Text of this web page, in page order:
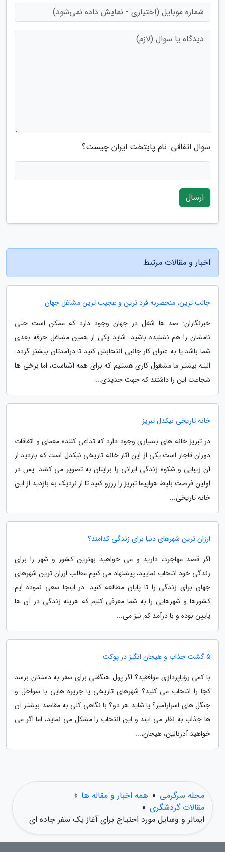
سوال اتفاقی: نام پایتخت ایران چیست؟
ارسال
اخبار و مقالات مرتبط
جالب ترین، منحصربه فرد ترین و عجیب ترین مشاغل جهان
خبرنگاران: صد ها شغل در جهان وجود دارد که ممکن است حتی
نامشان را هم نشنیده باشید. شاید یکی از همین مشاغل حرفه بعدی
شما باشد یا به عنوان کار جانبی انتخابش کنید تا درآمدتان بیشتر گردد.
البته بیشتر ما مشغول کاری هستیم که برای همه آشناست، اما برخی ها
شجاعت این را داشتند که جهت جدیدی...
خانه تاریخی نیکدل تبریز
در تبریز خانه های بسیاری وجود دارد که تداعی کننده معمای و اتفاقات
دوران قاجار است.یکی از این آثار خانه تاریخی نیکدل است که بازدید از
آن زیبایی و شکوه زندگی ایرانی را برایتان به تصویر می کشد. پس در
اولین فرصت بلیط هواپیما تبریز را رزرو کنید تا از نزدیک به بازدید از این
خانه تاریخی...
ارزان ترین شهرهای دنیا برای زندگی کدامند؟
اگر قصد مهاجرت دارید و می خواهید بهترین کشور و شهر را برای
زندگی خود انتخاب نمایید، پیشنهاد می کنیم مطلب ارزان ترین شهرهای
جهان برای زندگی را تا پایان مطالعه کنید. در اینجا سعی نموده ایم
کشورها و شهرهایی را به شما معرفی کنیم که هزینه زندگی در آن ها
پایین بوده و با درآمد کم نیز می...
5 گشت جذاب و هیجان انگیز در پوکت
با کمی رؤیاپردازی موافقید؟ اگر پول هنگفتی برای سفر به دستتان برسد
کجا را انتخاب می کنید؟ شهرهای تاریخی یا جزیره هایی با سواحل و
جنگل های اسرارآمیز؟ یا شاید هر دو؟ با نگاهی کلی به مقاصد بیشتر آن
ها جذاب به نظر می آیند و این انتخاب را مشکل می نماید، اما اگر می
خواهید آدرنالین، هیجان،...
مجله سرگرمی » همه اخبار و مقاله ها »
مقالات گردشگری »
ایمالز و وسایل مورد احتیاج برای آغاز یک سفر جاده ای